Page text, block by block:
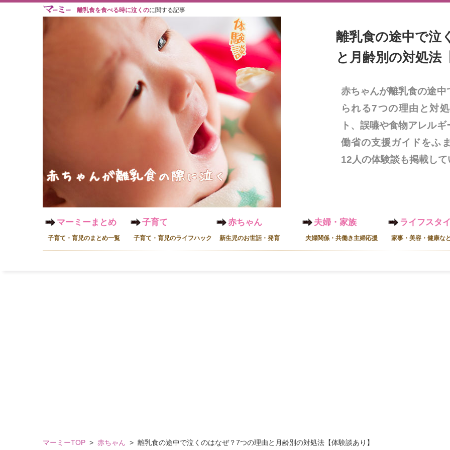
離乳食を食べる時に泣くのに関する記事
離乳食の途中で泣
と月齢別の対処法
赤ちゃんが離乳食の途
られる7つの理由と対
ト、誤嚥や食物アレル
働省の支援ガイドをふ
12人の体験談も掲載し
マーミーまとめ
子育て・育児のまとめ一覧
子育て
子育て・育児のライフハック
赤ちゃん
新生児のお世話・発育
夫婦・家族
夫婦関係・共働き主婦応援
ライフスタ
家事・美容・健康な
マーミーTOP > 赤ちゃん > 離乳食の途中で泣くのはなぜ？7つの理由と月齢別の対処法【体験談あり】